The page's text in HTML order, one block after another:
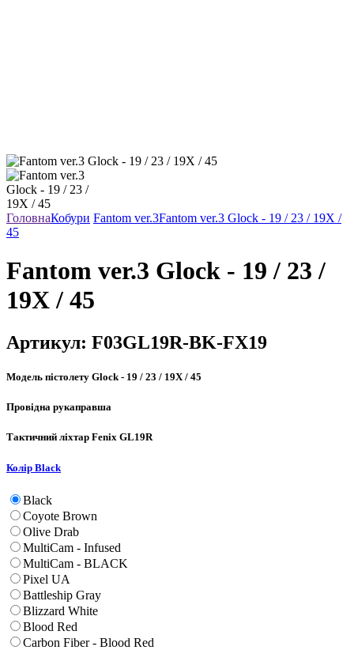
ГоловнаКобури Fantom ver.3Fantom ver.3 Glock - 19 / 23 / 19X /
45
Fantom ver.3 Glock - 19 / 23 /
19X / 45
Артикул: F03GL19R-BK-FX19
Модель пістолету Glock - 19 / 23 / 19X / 45
Провідна рукаправша
Тактичний ліхтар Fenix GL19R
Колір Black
Black
Coyote Brown
Olive Drab
MultiCam - Infused
MultiCam - BLACK
Pixel UA
Battleship Gray
Blizzard White
Blood Red
Carbon Fiber - Blood Red